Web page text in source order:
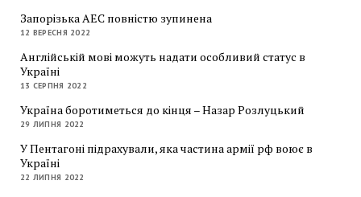
Запорізька АЕС повністю зупинена
12 ВЕРЕСНЯ 2022
Англійській мові можуть надати особливий статус в
Україні
13 СЕРПНЯ 2022
Україна боротиметься до кінця – Назар Розлуцький
29 ЛИПНЯ 2022
У Пентагоні підрахували, яка частина армії рф воює в
Україні
22 ЛИПНЯ 2022